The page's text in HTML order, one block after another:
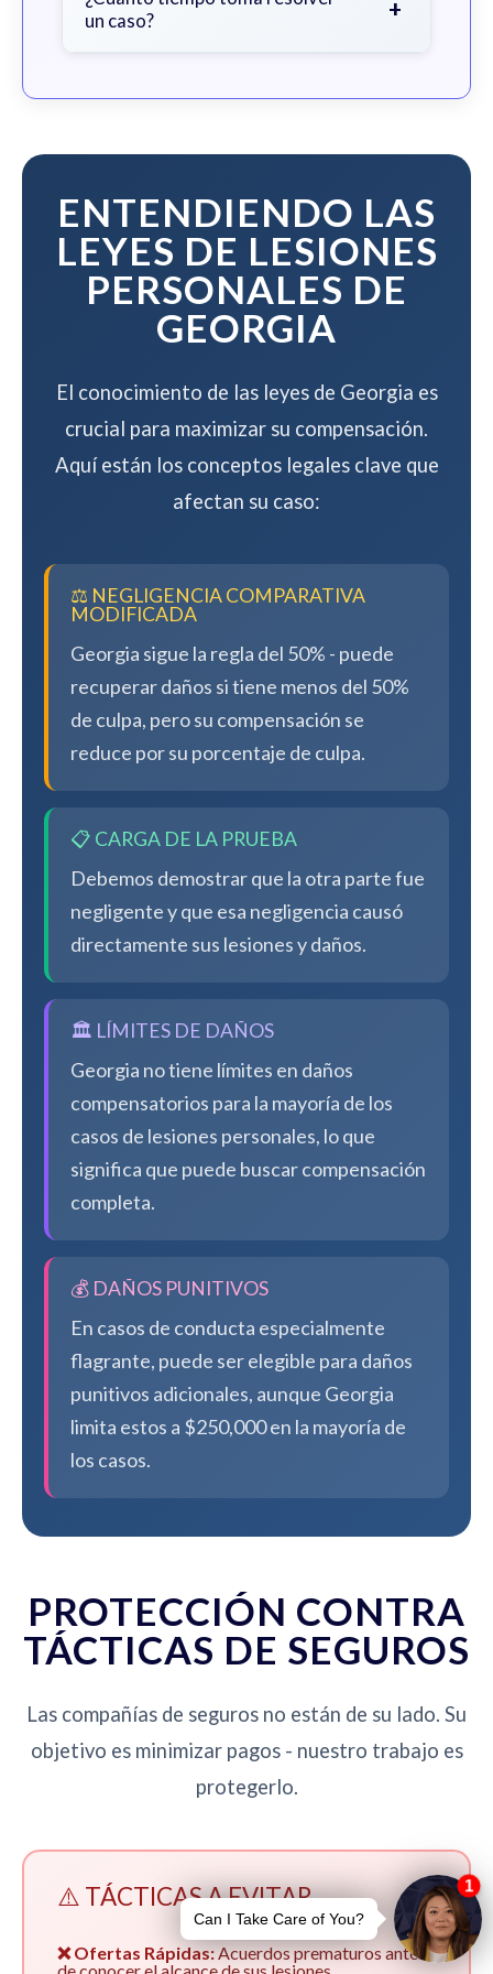
que ganemos su caso.
un caso?
+
del caso, pero trabajamos para
mientras maximizamos su
ENTENDIENDO LAS
LEYES DE LESIONES
PERSONALES DE
GEORGIA
El conocimiento de las leyes de Georgia es
crucial para maximizar su compensación.
Aquí están los conceptos legales clave que
afectan su caso:
⚖️ NEGLIGENCIA COMPARATIVA
MODIFICADA
Georgia sigue la regla del 50% - puede
recuperar daños si tiene menos del 50%
de culpa, pero su compensación se
reduce por su porcentaje de culpa.
📋 CARGA DE LA PRUEBA
Debemos demostrar que la otra parte fue
negligente y que esa negligencia causó
directamente sus lesiones y daños.
🏛️ LÍMITES DE DAÑOS
Georgia no tiene límites en daños
compensatorios para la mayoría de los
casos de lesiones personales, lo que
significa que puede buscar compensación
completa.
💰 DAÑOS PUNITIVOS
En casos de conducta especialmente
flagrante, puede ser elegible para daños
punitivos adicionales, aunque Georgia
limita estos a $250,000 en la mayoría de
los casos.
PROTECCIÓN CONTRA
TÁCTICAS DE SEGUROS
Las compañías de seguros no están de su lado. Su
objetivo es minimizar pagos - nuestro trabajo es
protegerlo.
⚠️ TÁCTICAS A EVITAR
❌ Ofertas Rápidas:Acuerdos prematuros antes